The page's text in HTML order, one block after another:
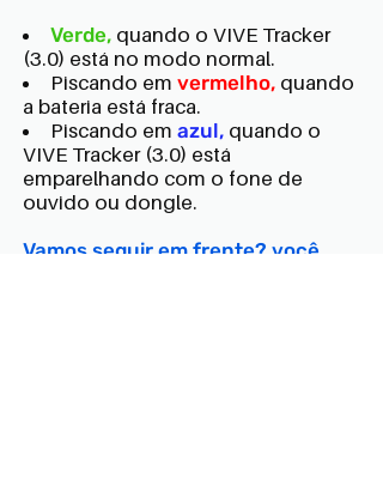
Verde, quando o VIVE Tracker
(3.0) está no modo normal.
Piscando em vermelho, quando
a bateria está fraca.
Piscando em azul, quando o
VIVE Tracker (3.0) está
emparelhando com o fone de
ouvido ou dongle.
Vamos seguir em frente? você